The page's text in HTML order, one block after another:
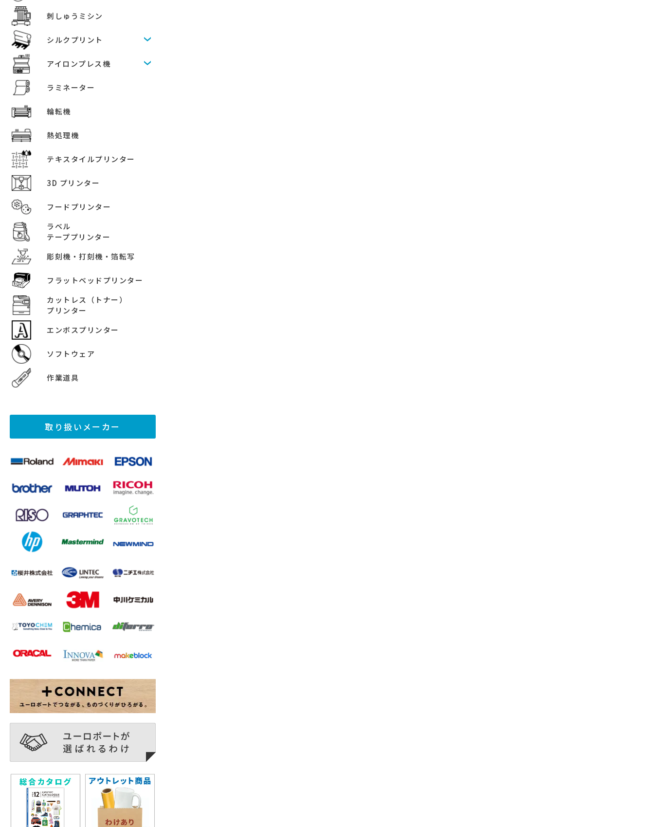
刺しゅうミシン
シルクプリント
アイロンプレス機
ラミネーター
輪転機
熱処理機
テキスタイルプリンター
3D プリンター
フードプリンター
ラベル
テーププリンター
彫刻機・打刻機・箔転写
フラットベッドプリンター
カットレス（トナー）
プリンター
エンボスプリンター
ソフトウェア
作業道具
取り扱いメーカー